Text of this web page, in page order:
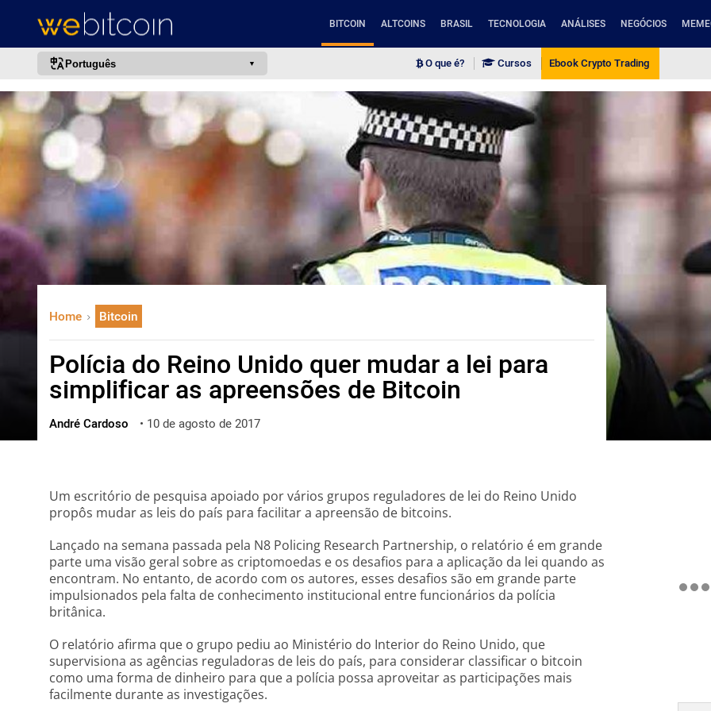
BITCOIN ALTCOINS BRASIL TECNOLOGIA ANÁLISES NEGÓCIOS
Português
português (BR)
english
español
français
italiano
deutsch
日本語
한국어
العربية
ไทย
ქართული
O que é? Cursos Ebook Crypto Trading
Home Bitcoin
Polícia do Reino Unido quer mudar a lei para
simplificar as apreensões de Bitcoin
André Cardoso • 10 de agosto de 2017
Um escritório de pesquisa apoiado por vários grupos reguladores de lei do Reino Unido
propôs mudar as leis do país para facilitar a apreensão de bitcoins.
Lançado na semana passada pela N8 Policing Research Partnership, o relatório é em grande
parte uma visão geral sobre as criptomoedas e os desafios para a aplicação da lei quando as
encontram. No entanto, de acordo com os autores, esses desafios são em grande parte
impulsionados pela falta de conhecimento institucional entre funcionários da polícia
britânica.
O relatório afirma que o grupo pediu ao Ministério do Interior do Reino Unido, que
supervisiona as agências reguladoras de leis do país, para considerar classificar o bitcoin
como uma forma de dinheiro para que a polícia possa aproveitar as participações mais
facilmente durante as investigações.